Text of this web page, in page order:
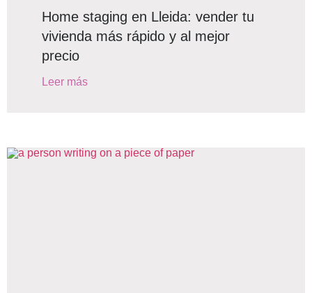
Home staging en Lleida: vender tu
vivienda más rápido y al mejor
precio
Leer más